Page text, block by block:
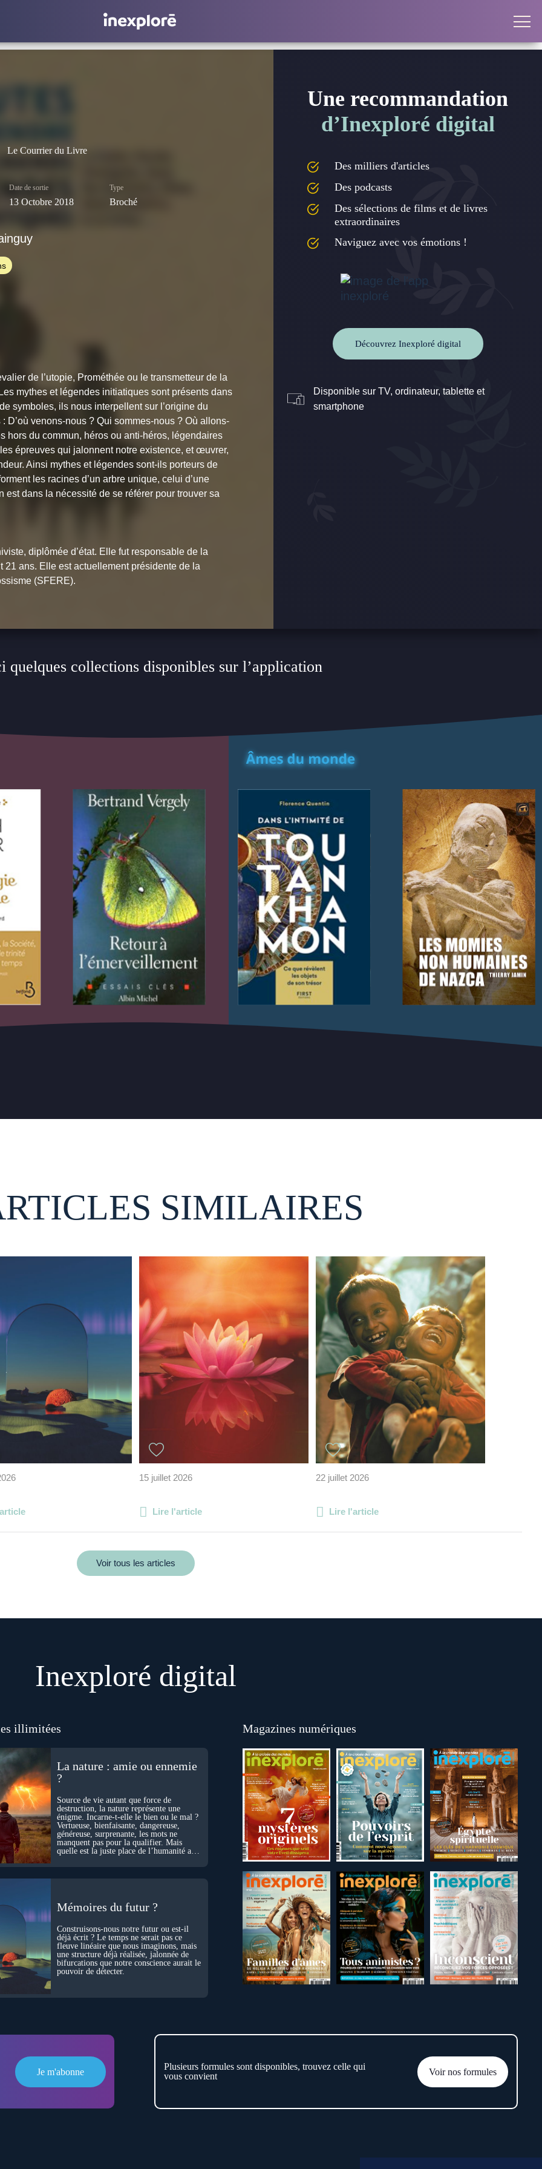
Le Courrier du Livre
Date de sortie
13 Octobre 2018
Type
Broché
de l’utopie, Prométhée ou le transmetteur de la
mythes et légendes initiatiques sont présents dans
symboles, ils nous interpellent sur l’origine du
venons-nous ? Qui sommes-nous ? Où allons-
hors du commun, héros ou anti-héros, légendaires
épreuves qui jalonnent notre existence, et œuvrer,
Ainsi mythes et légendes sont-ils porteurs de
les racines d’un arbre unique, celui d’une
dans la nécessité de se référer pour trouver sa
diplômée d’état. Elle fut responsable de la
ans. Elle est actuellement présidente de la
(SFERE).
Une recommandation
d’Inexploré digital
Des milliers d'articles
Des podcasts
Des sélections de films et de livres
extraordinaires
Naviguez avec vos émotions !
Découvrez Inexploré digital
Disponible sur TV, ordinateur, tablette et
smartphone
quelques collections disponibles sur l’application
SIMILAIRES
15 juillet 2026
Lire l'article
22 juillet 2026
Lire l'article
Voir tous les articles
Inexploré digital
illimitées
La nature : amie ou ennemie
?
Source de vie autant que force de
destruction, la nature représente une
énigme. Incarne-t-elle le bien ou le mal ?
Vertueuse, bienfaisante, dangereuse,
généreuse, surprenante, les mots ne
manquent pas pour la qualifier. Mais
quelle est la juste place de l’humanité au
Mémoires du futur ?
Construisons-nous notre futur ou est-il
déjà écrit ? Le temps ne serait pas ce
fleuve linéaire que nous imaginons, mais
une structure déjà réalisée, jalonnée de
bifurcations que notre conscience aurait le
pouvoir de détecter.
Magazines numériques
Je m'abonne
Plusieurs formules sont disponibles, trouvez celle qui
vous convient
Voir nos formules